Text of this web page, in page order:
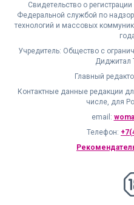
Свидетельство о
Федеральной службой по
технологий и массовых
Учредитель: Общество с
Диджитал
Главный
Контактные данные редакции
числе, для
email:
Телефон: